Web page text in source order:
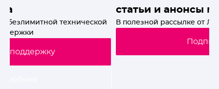
статьи и анонсы мероприятий
В полезной рассылке от Лемма.Плейс. Подпишись!
Подписаться